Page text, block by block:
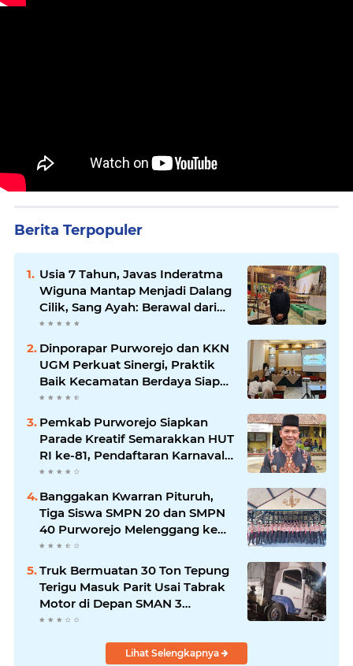
Berita Terpopuler
Usia 7 Tahun, Javas Inderatma
Wiguna Mantap Menjadi Dalang
Cilik, Sang Ayah: Berawal dari
Menonton Wayang di YouTube
Dinporapar Purworejo dan KKN
UGM Perkuat Sinergi, Praktik
Baik Kecamatan Berdaya Siap
Direplikasi
Pemkab Purworejo Siapkan
Parade Kreatif Semarakkan HUT
RI ke-81, Pendaftaran Karnaval
Resmi Dibuka
Banggakan Kwarran Pituruh,
Tiga Siswa SMPN 20 dan SMPN
40 Purworejo Melenggang ke
Jamnas Cibubur
Truk Bermuatan 30 Ton Tepung
Terigu Masuk Parit Usai Tabrak
Motor di Depan SMAN 3
Purworejo, Satu Orang Tewas
Lihat Selengkapnya